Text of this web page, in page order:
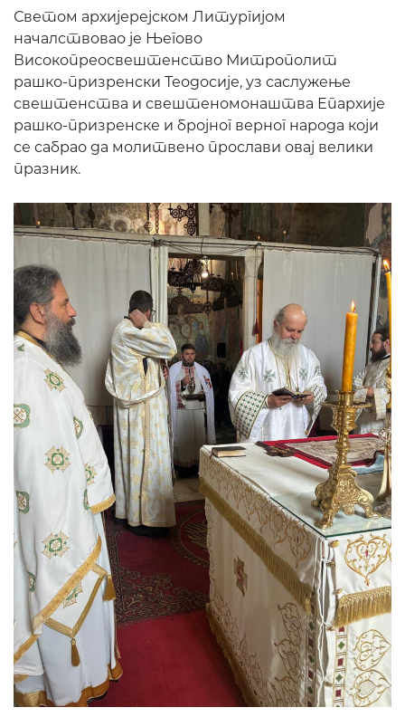
Светом архијерејском Литургијом
началствовао је Његово
Високопреосвештенство Митрополит
рашко-призренски Теодосије, уз саслужење
свештенства и свештеномонаштва Епархије
рашко-призренске и бројног верног народа који
се сабрао да молитвено прослави овај велики
празник.